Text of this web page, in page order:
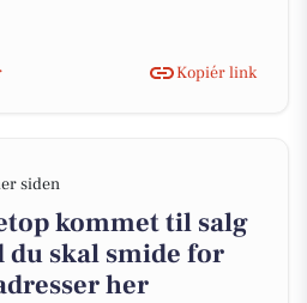
Kopiér link
siden
kommet til salg
du skal smide for
her